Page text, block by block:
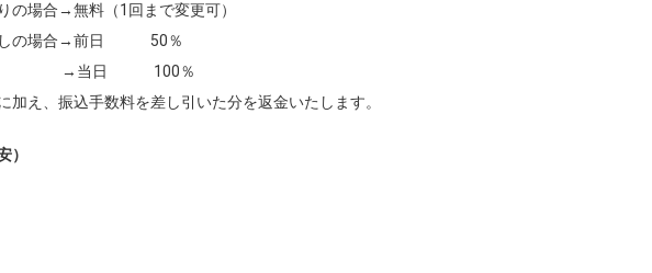
の場合→無料（1回まで変更可）
の場合→前日　　　50％
　　100％
加え、振込手数料を差し引いた分を返金いたします。
）